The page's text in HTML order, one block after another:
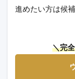
進めたい方は候
＼完